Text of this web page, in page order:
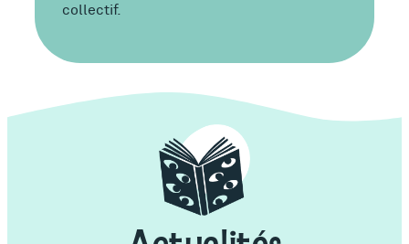
collectif.